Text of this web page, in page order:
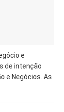
e
de intenção
e Negócios. As